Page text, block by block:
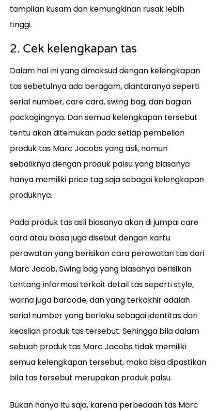
tampilan kusam dan kemungkinan rusak lebih
tinggi.
2. Cek kelengkapan tas
Dalam hal ini yang dimaksud dengan kelengkapan
tas sebetulnya ada beragam, diantaranya seperti
serial number, care card, swing bag, dan bagian
packagingnya. Dan semua kelengkapan tersebut
tentu akan ditemukan pada setiap pembelian
produk tas Marc Jacobs yang asli, namun
sebaliknya dengan produk palsu yang biasanya
hanya memiliki price tag saja sebagai kelengkapan
produknya.
Pada produk tas asli biasanya akan di jumpai care
card atau biasa juga disebut dengan kartu
perawatan yang berisikan cara perawatan tas dari
Marc Jacob, Swing bag yang biasanya berisikan
tentang informasi terkait detail tas seperti style,
warna juga barcode, dan yang terkakhir adalah
serial number yang berlaku sebagai identitas dari
keaslian produk tas tersebut. Sehingga bila dalam
sebuah produk tas Marc Jacobs tidak memiliki
semua kelengkapan tersebut, maka bisa dipastikan
bila tas tersebut merupakan produk palsu.
Bukan hanya itu saja, karena perbedaan tas Marc